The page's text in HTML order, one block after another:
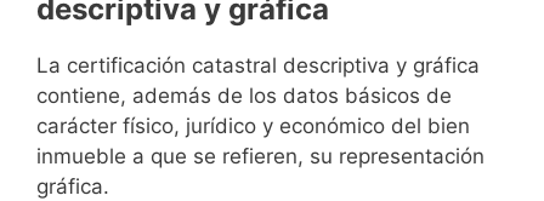
descriptiva y gráfica
La certificación catastral descriptiva y gráfica
contiene, además de los datos básicos de
carácter físico, jurídico y económico del bien
inmueble a que se refieren, su representación
gráfica.